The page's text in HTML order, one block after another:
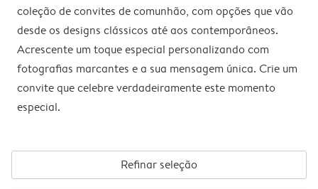
coleção de convites de comunhão, com opções que vão
desde os designs clássicos até aos contemporâneos.
Acrescente um toque especial personalizando com
fotografias marcantes e a sua mensagem única. Crie um
convite que celebre verdadeiramente este momento
especial.
Refinar seleção